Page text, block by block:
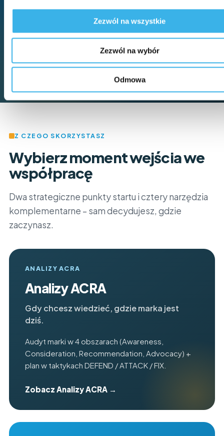
Zezwól na wszystkie
Zezwól na wybór
Odmowa
Z CZEGO SKORZYSTASZ
Wybierz moment wejścia we
współpracę
Dwa strategiczne punkty startu i cztery narzędzia
komplementarne – sam decydujesz, gdzie
zaczynasz.
ANALIZY ACRA
Analizy ACRA
Gdy chcesz wiedzieć, gdzie marka jest
dziś.
Audyt marki w 4 obszarach (Awareness,
Consideration, Recommendation, Advocacy) +
plan w taktykach DEFEND / ATTACK / FIX.
Zobacz Analizy ACRA →